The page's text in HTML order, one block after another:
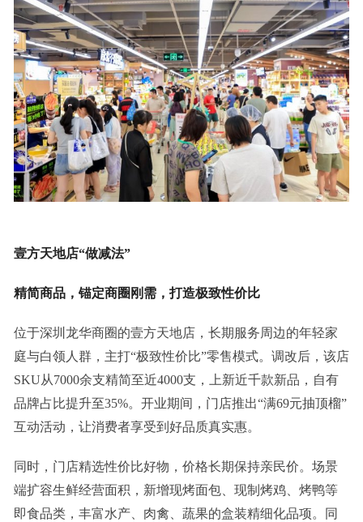
壹方天地店“做减法”
精简商品，锚定商圈刚需，打造极致性价比
位于深圳龙华商圈的壹方天地店，长期服务周边的年轻家
庭与白领人群，主打“极致性价比”零售模式。调改后，该店
SKU从7000余支精简至近4000支，上新近千款新品，自有
品牌占比提升至35%。开业期间，门店推出“满69元抽顶榴”
互动活动，让消费者享受到好品质真实惠。
同时，门店精选性价比好物，价格长期保持亲民价。场景
端扩容生鲜经营面积，新增现烤面包、现制烤鸡、烤鸭等
即食品类，丰富水产、肉禽、蔬果的盒装精细化品项。同